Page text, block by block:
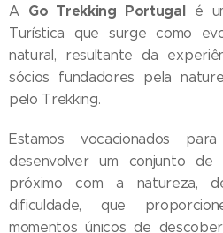
A Go Trekking Portugalé
Turística que surge como
natural, resultante da
sócios fundadores pela
pelo Trekking.
Estamos vocacionados
desenvolver um conjunto
próximo com a natureza,
dificuldade, que
momentos únicos de